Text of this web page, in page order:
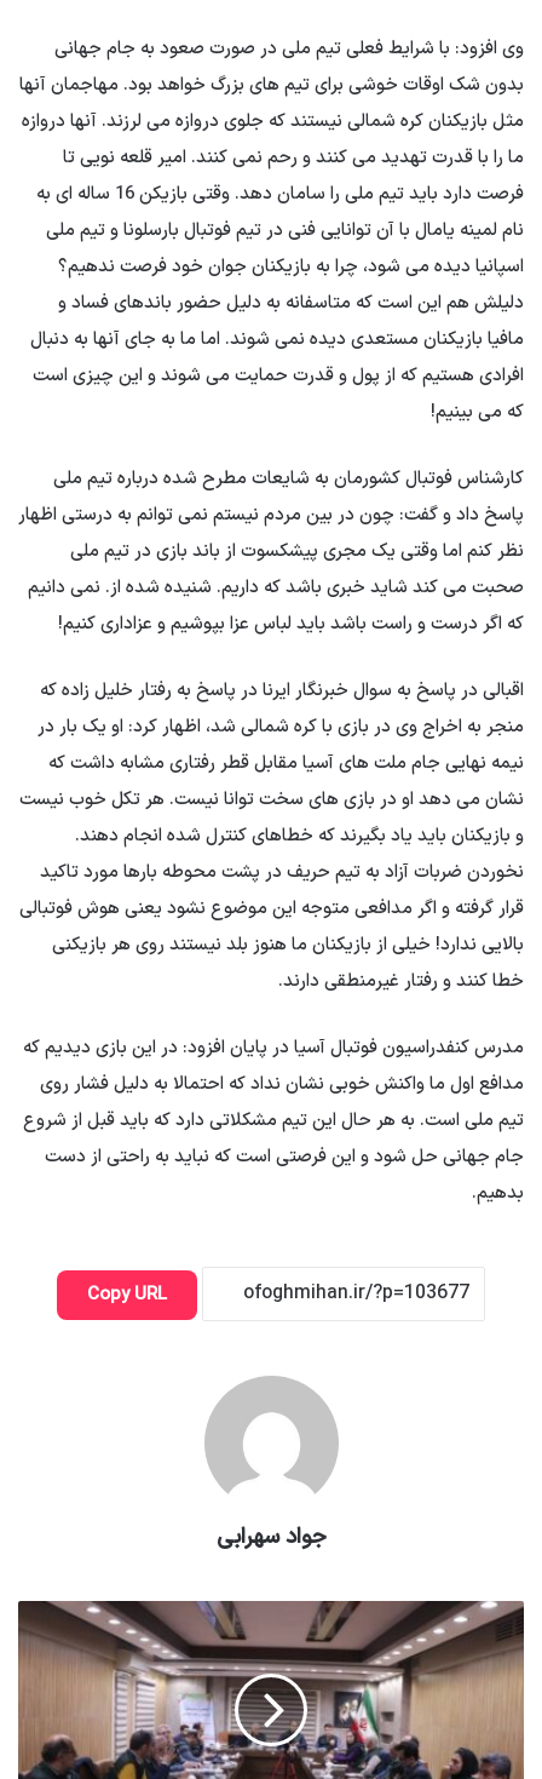
وی افزود: با شرایط فعلی تیم ملی در صورت صعود به جام جهانی
بدون شک اوقات خوشی برای تیم های بزرگ خواهد بود. مهاجمان آنها
مثل بازیکنان کره شمالی نیستند که جلوی دروازه می لرزند. آنها دروازه
ما را با قدرت تهدید می کنند و رحم نمی کنند. امیر قلعه نویی تا
فرصت دارد باید تیم ملی را سامان دهد. وقتی بازیکن 16 ساله ای به
نام لمینه یامال با آن توانایی فنی در تیم فوتبال بارسلونا و تیم ملی
اسپانیا دیده می شود، چرا به بازیکنان جوان خود فرصت ندهیم؟
دلیلش هم این است که متاسفانه به دلیل حضور باندهای فساد و
مافیا بازیکنان مستعدی دیده نمی شوند. اما ما به جای آنها به دنبال
افرادی هستیم که از پول و قدرت حمایت می شوند و این چیزی است
که می بینیم!
کارشناس فوتبال کشورمان به شایعات مطرح شده درباره تیم ملی
پاسخ داد و گفت: چون در بین مردم نیستم نمی توانم به درستی اظهار
نظر کنم اما وقتی یک مجری پیشکسوت از باند بازی در تیم ملی
صحبت می کند شاید خبری باشد که داریم. شنیده شده از. نمی دانیم
که اگر درست و راست باشد باید لباس عزا بپوشیم و عزاداری کنیم!
اقبالی در پاسخ به سوال خبرنگار ایرنا در پاسخ به رفتار خلیل زاده که
منجر به اخراج وی در بازی با کره شمالی شد، اظهار کرد: او یک بار در
نیمه نهایی جام ملت های آسیا مقابل قطر رفتاری مشابه داشت که
نشان می دهد او در بازی های سخت توانا نیست. هر تکل خوب نیست
و بازیکنان باید یاد بگیرند که خطاهای کنترل شده انجام دهند.
نخوردن ضربات آزاد به تیم حریف در پشت محوطه بارها مورد تاکید
قرار گرفته و اگر مدافعی متوجه این موضوع نشود یعنی هوش فوتبالی
بالایی ندارد! خیلی از بازیکنان ما هنوز بلد نیستند روی هر بازیکنی
خطا کنند و رفتار غیرمنطقی دارند.
مدرس کنفدراسیون فوتبال آسیا در پایان افزود: در این بازی دیدیم که
مدافع اول ما واکنش خوبی نشان نداد که احتمالا به دلیل فشار روی
تیم ملی است. به هر حال این تیم مشکلاتی دارد که باید قبل از شروع
جام جهانی حل شود و این فرصتی است که نباید به راحتی از دست
بدهیم.
Copy URL
جواد سهرابی